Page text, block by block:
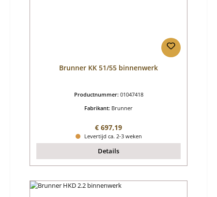
Brunner KK 51/55 binnenwerk
Productnummer: 01047418
Fabrikant: Brunner
Normale prijs:
€ 697,19
Levertijd ca. 2-3 weken
Details